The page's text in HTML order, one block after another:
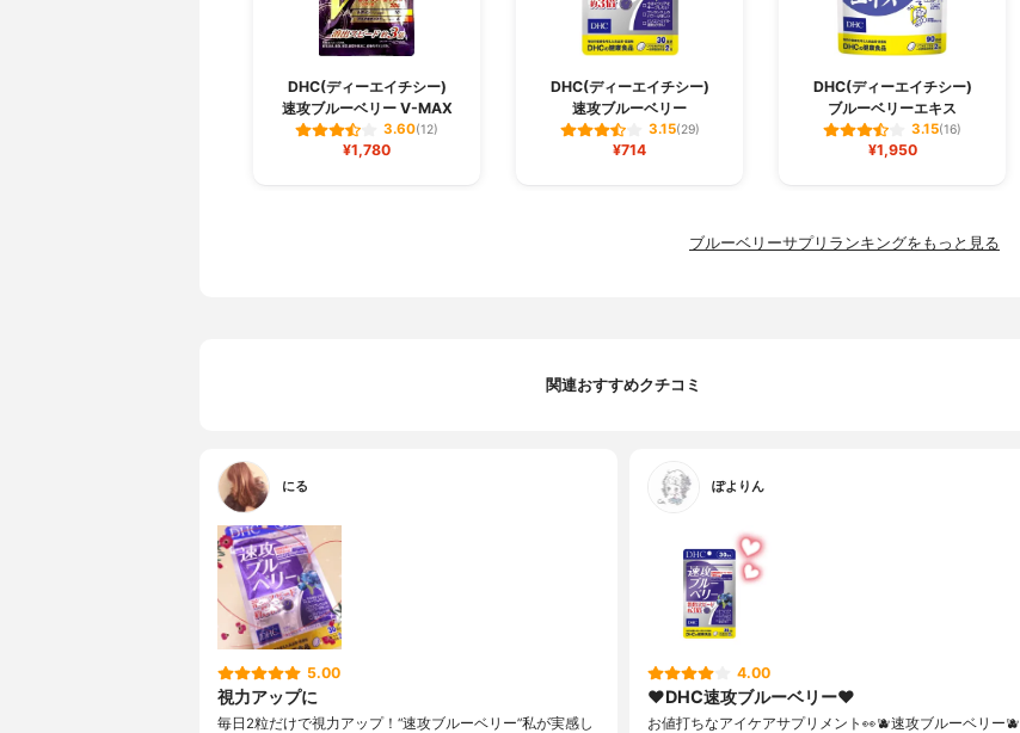
DHC(ディーエイチシー)
速攻ブルーベリー V-MAX
3.60(12)
¥1,780
DHC(ディーエイチシー)
速攻ブルーベリー
3.15(29)
¥714
DHC(ディーエイチシー)
ブルーベリーエキス
3.15(16)
¥1,950
ブルーベリーサプリランキングをもっと見る
関連おすすめクチコミ
にる
5.00
視力アップに
毎日2粒だけで視力アップ！“速攻ブルーベリー”私が実感し
ぽよりん
4.00
❤︎DHC速攻ブルーベリー❤︎
お値打ちなアイケアサプリメント👀🫐速攻ブルーベリー🫐